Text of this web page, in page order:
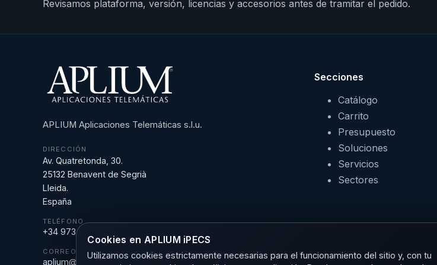
Revisamos plataforma, versión, licencias y accesorios antes de tramitar el pedido.
APLIUM Aplicaciones Telemáticas s.l.u.
DIRECCIÓN
Av. Quatretonda, 30.
25132 Benavent de Segrià
Lleida.
España
TELÉFONO
+34 973 18 43 43
CORREO
aplium@aplium.com
Secciones
Catálogo
Carrito
Presupuesto
Soluciones
Servicios
Sectores
Cookies en APLIUM iPECS
Utilizamos cookies estrictamente necesarias para el funcionamiento del sitio y, con tu